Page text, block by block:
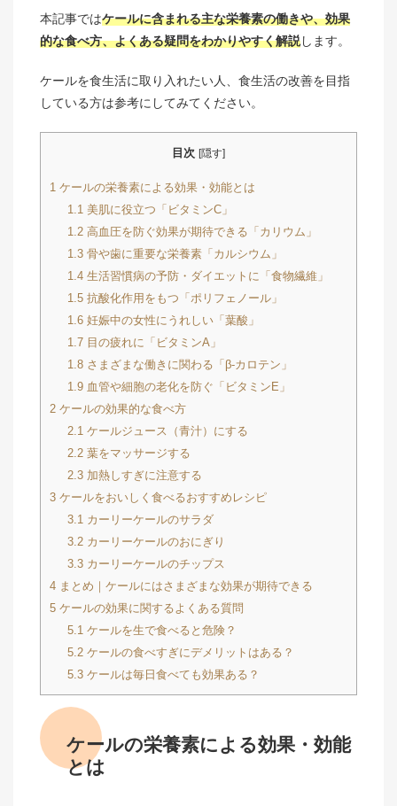
本記事ではケールに含まれる主な栄養素の働きや、効果
的な食べ方、よくある疑問をわかりやすく解説します。
ケールを食生活に取り入れたい人、食生活の改善を目指
している方は参考にしてみてください。
目次 [隠す]
1 ケールの栄養素による効果・効能とは
1.1美肌に役立つ「ビタミンC」
1.2高血圧を防ぐ効果が期待できる「カリウム」
1.3骨や歯に重要な栄養素「カルシウム」
1.4生活習慣病の予防・ダイエットに「食物繊維」
1.5抗酸化作用をもつ「ポリフェノール」
1.6妊娠中の女性にうれしい「葉酸」
1.7目の疲れに「ビタミンA」
1.8さまざまな働きに関わる「β-カロテン」
1.9血管や細胞の老化を防ぐ「ビタミンE」
2 ケールの効果的な食べ方
2.1ケールジュース（青汁）にする
2.2葉をマッサージする
2.3加熱しすぎに注意する
3 ケールをおいしく食べるおすすめレシピ
3.1カーリーケールのサラダ
3.2カーリーケールのおにぎり
3.3カーリーケールのチップス
4 まとめ｜ケールにはさまざまな効果が期待できる
5 ケールの効果に関するよくある質問
5.1ケールを生で食べると危険？
5.2ケールの食べすぎにデメリットはある？
5.3ケールは毎日食べても効果ある？
ケールの栄養素による効果・効能
とは